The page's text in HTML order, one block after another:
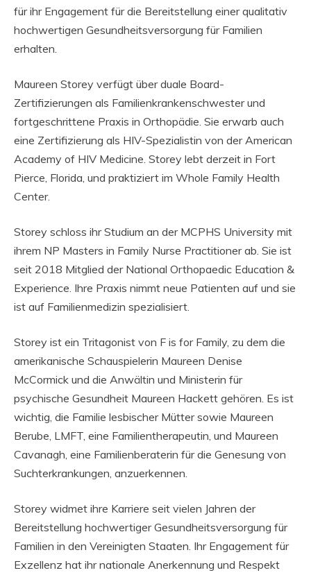
für ihr Engagement für die Bereitstellung einer qualitativ
hochwertigen Gesundheitsversorgung für Familien
erhalten.
Maureen Storey verfügt über duale Board-
Zertifizierungen als Familienkrankenschwester und
fortgeschrittene Praxis in Orthopädie. Sie erwarb auch
eine Zertifizierung als HIV-Spezialistin von der American
Academy of HIV Medicine. Storey lebt derzeit in Fort
Pierce, Florida, und praktiziert im Whole Family Health
Center.
Storey schloss ihr Studium an der MCPHS University mit
ihrem NP Masters in Family Nurse Practitioner ab. Sie ist
seit 2018 Mitglied der National Orthopaedic Education &
Experience. Ihre Praxis nimmt neue Patienten auf und sie
ist auf Familienmedizin spezialisiert.
Storey ist ein Tritagonist von F is for Family, zu dem die
amerikanische Schauspielerin Maureen Denise
McCormick und die Anwältin und Ministerin für
psychische Gesundheit Maureen Hackett gehören. Es ist
wichtig, die Familie lesbischer Mütter sowie Maureen
Berube, LMFT, eine Familientherapeutin, und Maureen
Cavanagh, eine Familienberaterin für die Genesung von
Suchterkrankungen, anzuerkennen.
Storey widmet ihre Karriere seit vielen Jahren der
Bereitstellung hochwertiger Gesundheitsversorgung für
Familien in den Vereinigten Staaten. Ihr Engagement für
Exzellenz hat ihr nationale Anerkennung und Respekt